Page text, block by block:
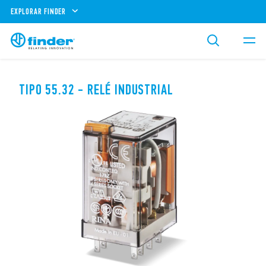
EXPLORAR FINDER
TIPO 55.32 - RELÉ INDUSTRIAL